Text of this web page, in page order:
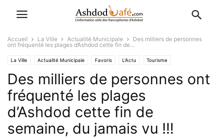
Accueil La Ville Actualité Municipale
Des milliers de personnes
ont fréquenté les plages d’Ashdod cette fin de...
La Ville Actualité Municipale Favoris L'Actu Tourisme
Des milliers de personnes ont
fréquenté les plages
d’Ashdod cette fin de
semaine, du jamais vu !!!